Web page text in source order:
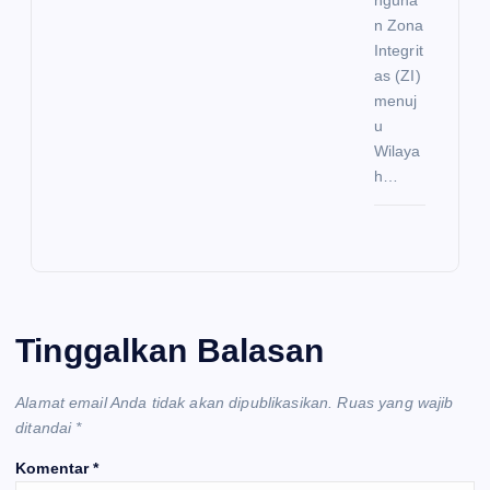
n Zona
Integrit
as (ZI)
menuj
u
Wilaya
h…
Tinggalkan Balasan
Alamat email Anda tidak akan dipublikasikan. Ruas yang wajib
ditandai *
Komentar*